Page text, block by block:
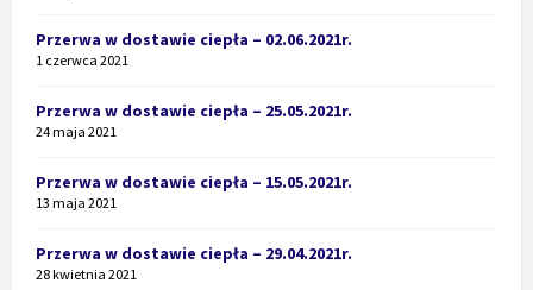
Przerwa w dostawie ciepła – 02.06.2021r.
1 czerwca 2021
Przerwa w dostawie ciepła – 25.05.2021r.
24 maja 2021
Przerwa w dostawie ciepła – 15.05.2021r.
13 maja 2021
Przerwa w dostawie ciepła – 29.04.2021r.
28 kwietnia 2021